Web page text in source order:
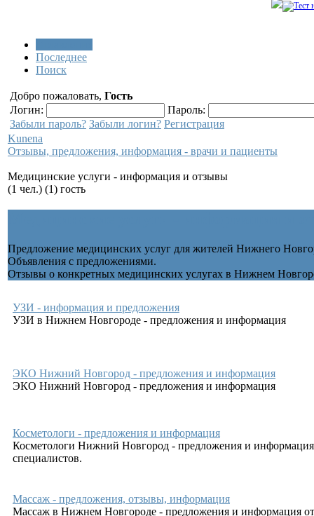
Последнее
Поиск
Добро пожаловать, Гость
Логин:
Пароль:
Забыли пароль? Забыли логин? Регистрация
Kunena
Отзывы, предложения, информация - врачи и пациенты
Медицинские услуги - информация и отзывы
(1 чел.) (1) гость
Предложение медицинских услуг для жителей Нижнего
Объявления с предложениями.
Отзывы о конкретных медицинских услугах в Нижнем
УЗИ - информация и предложения
УЗИ в Нижнем Новгороде - предложения и информация
ЭКО Нижний Новгород - предложения и информация
ЭКО Нижний Новгород - предложения и информация
Косметологи - предложения и информация
Косметологи Нижний Новгород - предложения и
специалистов.
Массаж - предложения, отзывы, информация
Массаж в Нижнем Новгороде - предложения и информация от